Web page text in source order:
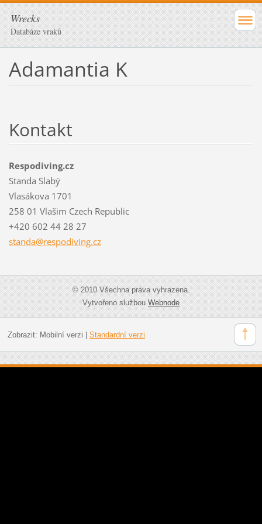
Wrecks
Databáze vraků
Adamantia K
Kontakt
Respodiving.cz
Standa Slabý
Vlasákova 1701
258 01 Vlašim Czech Republic
+420 602 44 28 27
standa@respodiving.cz
© 2010 Všechna práva vyhrazena.
Vytvořeno službouWebnode
Zobrazit: Mobilní verzi Standardní verzi